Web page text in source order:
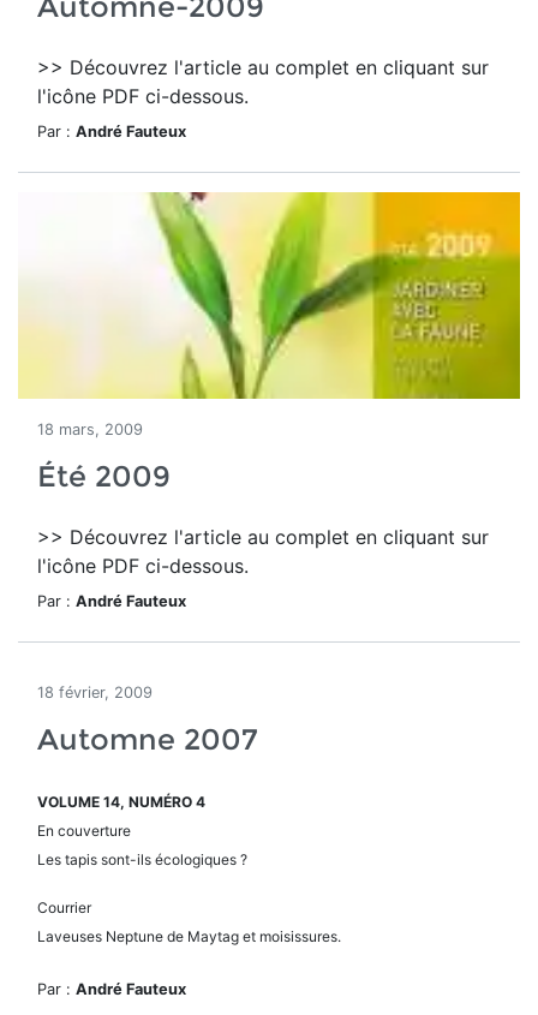
>> Découvrez l'article au complet en cliquant sur
l'icône PDF ci-dessous.
Par : André Fauteux
18 mars, 2009
Été 2009
>> Découvrez l'article au complet en cliquant sur
l'icône PDF ci-dessous.
Par : André Fauteux
18 février, 2009
Automne 2007
VOLUME 14, NUMÉRO 4
En couverture
Les tapis sont-ils écologiques ?
Courrier
Laveuses Neptune de Maytag et moisissures.
Par : André Fauteux